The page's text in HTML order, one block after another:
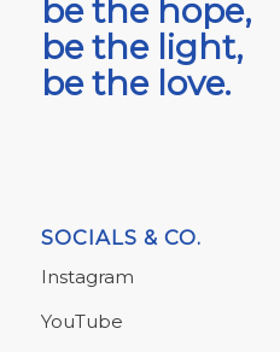
be the hope,
be the light,
be the love.
SOCIALS & CO.
Instagram
YouTube